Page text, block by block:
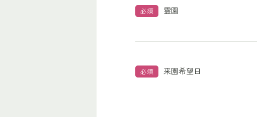
必須 霊園
必須 来園希望日